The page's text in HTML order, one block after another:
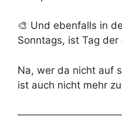
🎨 Und ebenfalls in
Sonntags, ist Tag
Na, wer da nicht auf
ist auch nicht mehr